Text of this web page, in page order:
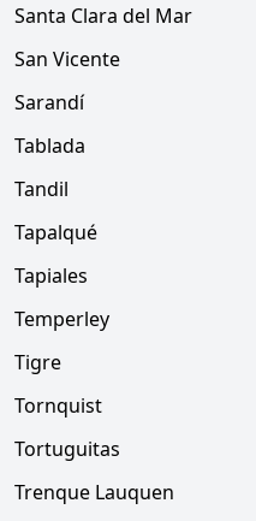
Santa Clara del Mar
San Vicente
Sarandí
Tablada
Tandil
Tapalqué
Tapiales
Temperley
Tigre
Tornquist
Tortuguitas
Trenque Lauquen